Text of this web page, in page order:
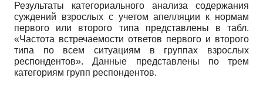
Результаты категориального анализа содержания
суждений взрослых с учетом апелляции к нормам
первого или второго типа представлены в табл.
«Частота встречаемо­сти ответов первого и второго
типа по всем ситуациям в группах взрослых
респондентов». Данные представлены по трем
категориям групп респондентов.